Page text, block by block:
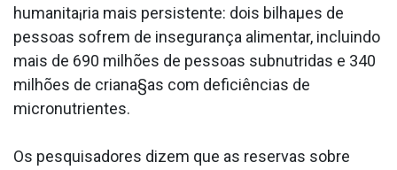
humanita¡ria mais persistente: dois bilhaµes de
pessoas sofrem de insegurança alimentar, incluindo
mais de 690 milhões de pessoas subnutridas e 340
milhões de criana§as com deficiências de
micronutrientes.
Os pesquisadores dizem que as reservas sobre